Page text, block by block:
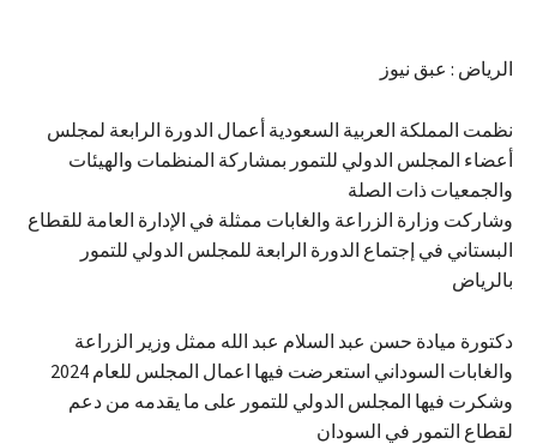
الرياض : عبق نيوز
نظمت المملكة العربية السعودية أعمال الدورة الرابعة لمجلس
أعضاء المجلس الدولي للتمور بمشاركة المنظمات والهيئات
والجمعيات ذات الصلة
وشاركت وزارة الزراعة والغابات ممثلة في الإدارة العامة للقطاع
البستاني في إجتماع الدورة الرابعة للمجلس الدولي للتمور
بالرياض
دكتورة ميادة حسن عبد السلام عبد الله ممثل وزير الزراعة
والغابات السوداني استعرضت فيها اعمال المجلس للعام 2024
وشكرت فيها المجلس الدولي للتمور على ما يقدمه من دعم
لقطاع التمور في السودان